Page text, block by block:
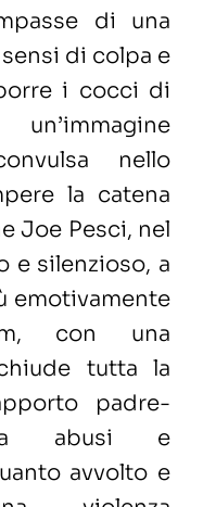
di una
di colpa e
i cocci di
nello
la catena
Joe Pesci, nel
e silenzioso, a
emotivamente
con una
tutta la
padre-
abusi e
avvolto e